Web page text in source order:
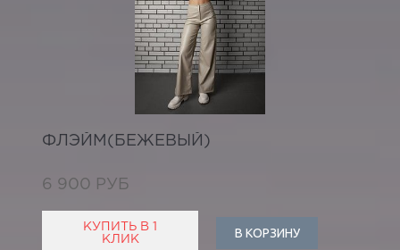
ФЛЭЙМ(БЕЖЕВЫЙ)
6 900 РУБ
КУПИТЬ В 1
КЛИК
В КОРЗИНУ